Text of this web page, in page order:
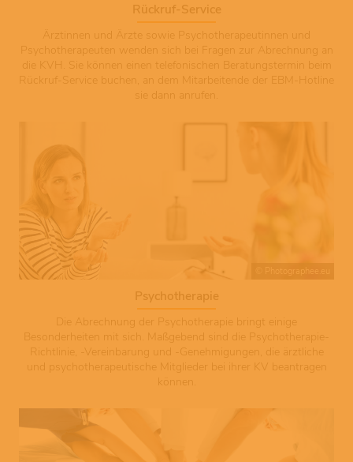
Rückruf-Service
Ärztinnen und Ärzte sowie Psychotherapeutinnen und
Psychotherapeuten wenden sich bei Fragen zur Abrechnung an
die KVH. Sie können einen telefonischen Beratungstermin beim
Rückruf-Service buchen, an dem Mitarbeitende der EBM-Hotline
sie dann anrufen.
© Photographee.eu
Psychotherapie
Die Abrechnung der Psychotherapie bringt einige
Besonderheiten mit sich. Maßgebend sind die Psychotherapie-
Richtlinie, -Vereinbarung und -Genehmigungen, die ärztliche
und psychotherapeutische Mitglieder bei ihrer KV beantragen
können.